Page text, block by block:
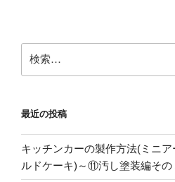
ョ
索:
最近の投稿
キッチンカーの製作方法(ミニ
ルドケーキ)～⑪汚し塗装編その